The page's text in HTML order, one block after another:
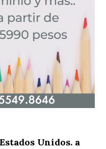
Unidos. a